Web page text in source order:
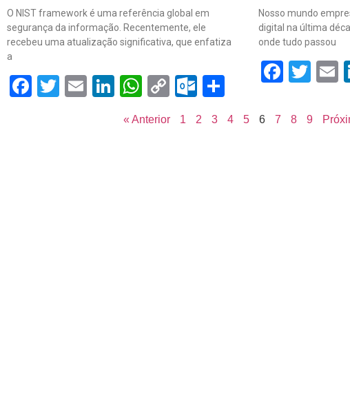
O NIST framework é uma referência global em
segurança da informação. Recentemente, ele
recebeu uma atualização significativa, que enfatiza
a
Facebook
Twitter
EmailLinkedIn
WhatsApp
CopyOutlook.com
Share
Nosso mundo
digital na última
onde tudo passou
« Anterior 1 2 3 4 5 6 7 8 9